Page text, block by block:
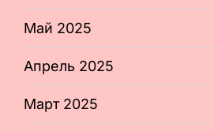
Май 2025
Апрель 2025
Март 2025